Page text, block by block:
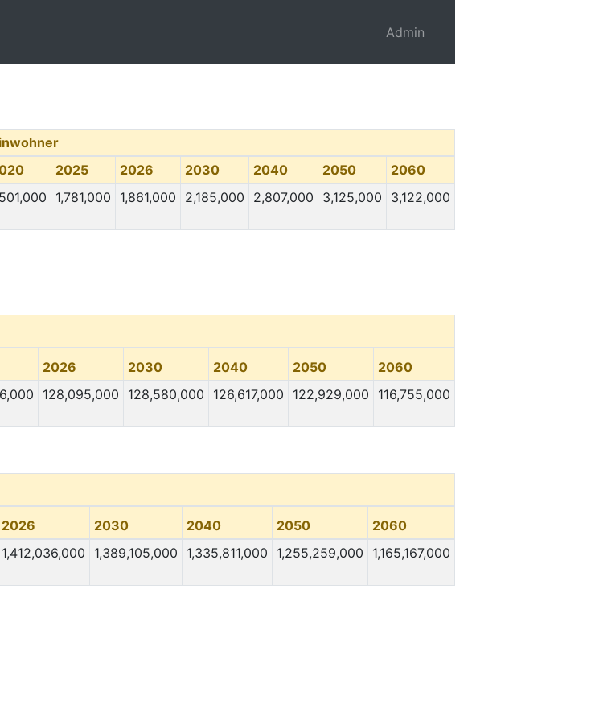
Admin
2025 2026 2030 2040 2050
2060
1,781,000 1,861,000 2,185,000 2,807,000 3,125,000 3,122,000
2026 2030 2040 2050
2060
128,095,000 128,580,000 126,617,000 122,929,000 116,755,000
2026 2030 2040 2050
2060
1,412,036,000 1,389,105,000 1,335,811,000 1,255,259,000 1,165,167,000